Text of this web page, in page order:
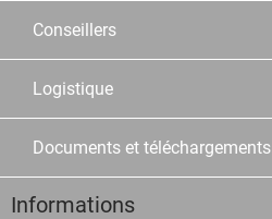
Conseillers
Logistique
Documents et téléchargements
Informations